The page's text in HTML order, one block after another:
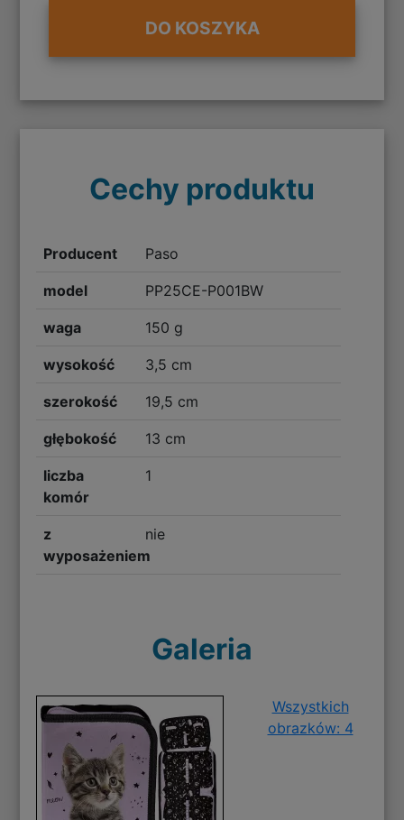
DO KOSZYKA
Cechy produktu
Producent Paso
model PP25CE-P001BW
waga 150 g
wysokość 3,5 cm
szerokość 19,5 cm
głębokość 13 cm
liczba
komór
1
z
wyposażeniem
nie
Galeria
Wszystkich
obrazków: 4